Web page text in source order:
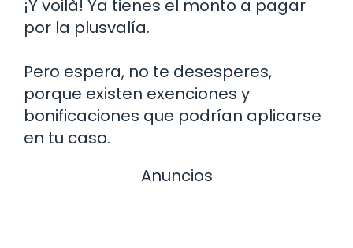
¡Y voilà! Ya tienes el monto a pagar
por la plusvalía.
Pero espera, no te desesperes,
porque existen exenciones y
bonificaciones que podrían aplicarse
en tu caso.
Anuncios